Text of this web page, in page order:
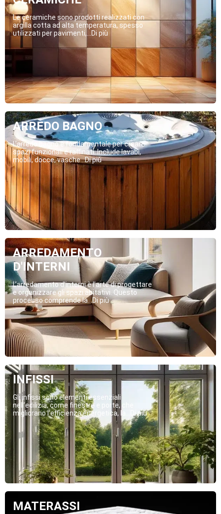
Le ceramiche sono prodotti realizzati con
argilla cotta ad alta temperatura, spesso
utilizzati per pavimenti,...Di più
ARREDO BAGNO
L’arredo bagno è fondamentale per creare
spazi funzionali e raffinati. Include lavabi,
mobili, docce, vasche...Di più
ARREDAMENTO
D'INTERNI
L’arredamento d’interni è l’arte di progettare
e organizzare gli spazi abitativi. Questo
processo comprende la...Di più
INFISSI
Gli infissi sono elementi essenziali
nell’edilizia, come finestre e porte, che
migliorano l’efficienza energetica, la...Di più
MATERASSI